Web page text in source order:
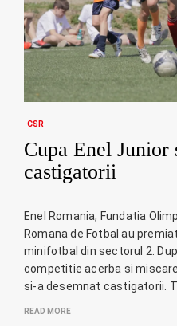
CSR
Cupa Enel Junior
castigatorii
Enel Romania, Fundatia
Romana de Fotbal au
minifotbal din sectorul 2.
competitie acerba si
si-a desemnat castigatorii.
READ MORE